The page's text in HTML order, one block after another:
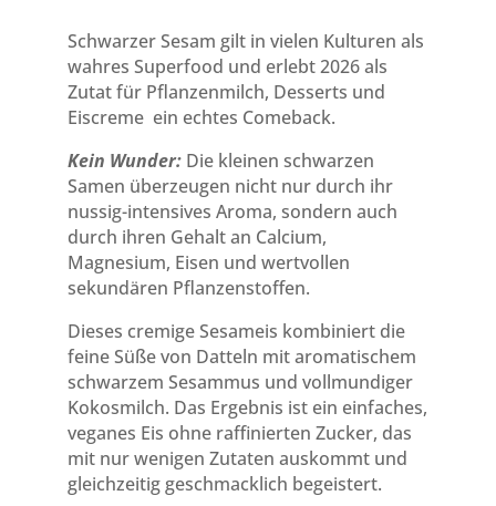
Schwarzer Sesam gilt in vielen Kulturen als
wahres Superfood und erlebt 2026 als
Zutat für Pflanzenmilch, Desserts und
Eiscreme ein echtes Comeback.
Kein Wunder:Die kleinen schwarzen
Samen überzeugen nicht nur durch ihr
nussig-intensives Aroma, sondern auch
durch ihren Gehalt an Calcium,
Magnesium, Eisen und wertvollen
sekundären Pflanzenstoffen.
Dieses cremige Sesameis kombiniert die
feine Süße von Datteln mit aromatischem
schwarzem Sesammus und vollmundiger
Kokosmilch. Das Ergebnis ist ein einfaches,
veganes Eis ohne raffinierten Zucker, das
mit nur wenigen Zutaten auskommt und
gleichzeitig geschmacklich begeistert.